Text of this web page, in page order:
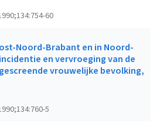
60
Noord-Brabant en in Noord-
en vervroeging van de
vrouwelijke bevolking,
5